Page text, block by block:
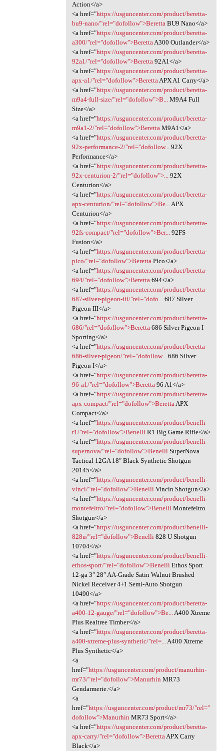
Action</a>
<a href="https://usguncenter.com/product/beretta-
bu9-nano/"rel="dofollow">BerettaBU9 Nano</a>
<a href="https://usguncenter.com/product/beretta-
a300/"rel="dofollow">BerettaA300 Outlander</a>
<a href="https://usguncenter.com/product/beretta-
92a1/"rel="dofollow">Beretta92A1</a>
<a href="https://usguncenter.com/product/beretta-
apx-a1/"rel="dofollow">BerettaAPX A1 Carry</a>
<a href="https://usguncenter.com/product/beretta-
m9a4-full-size/"rel="dofollow">B...M9A4 Full
Size</a>
<a href="https://usguncenter.com/product/beretta-
m9a1-2/"rel="dofollow">BerettaM9A1</a>
<a href="https://usguncenter.com/product/beretta-
92x-performance-2/"rel="dofollow...92X
Performance</a>
<a href="https://usguncenter.com/product/beretta-
92x-centurion-2/"rel="dofollow">...92X
Centurion</a>
<a href="https://usguncenter.com/product/beretta-
apx-centurion/"rel="dofollow">Be...APX
Centurion</a>
<a href="https://usguncenter.com/product/beretta-
92fs-compact/"rel="dofollow">Ber...92FS
Fusion</a>
<a href="https://usguncenter.com/product/beretta-
pico/"rel="dofollow">BerettaPico</a>
<a href="https://usguncenter.com/product/beretta-
694/"rel="dofollow">Beretta694</a>
<a href="https://usguncenter.com/product/beretta-
687-silver-pigeon-iii/"rel="dofo...687 Silver
Pigeon III</a>
<a href="https://usguncenter.com/product/beretta-
686/"rel="dofollow">Beretta686 Silver Pigeon I
Sporting</a>
<a href="https://usguncenter.com/product/beretta-
686-silver-pigeon/"rel="dofollow...686 Silver
Pigeon I</a>
<a href="https://usguncenter.com/product/beretta-
96-a1/"rel="dofollow">Beretta96 A1</a>
<a href="https://usguncenter.com/product/beretta-
apx-compact/"rel="dofollow">BerettaAPX
Compact</a>
<a href="https://usguncenter.com/product/benelli-
r1/"rel="dofollow">BenelliR1 Big Game Rifle</a>
<a href="https://usguncenter.com/product/benelli-
supernova/"rel="dofollow">BenelliSuperNova
Tactical 12GA 18″ Black Synthetic Shotgun
20145</a>
<a href="https://usguncenter.com/product/benelli-
vinci/"rel="dofollow">BenelliVincin Shotgun</a>
<a href="https://usguncenter.com/product/benelli-
montefeltro/"rel="dofollow">BenelliMontefeltro
Shotgun</a>
<a href="https://usguncenter.com/product/benelli-
828u/"rel="dofollow">Benelli828 U Shotgun
10704</a>
<a href="https://usguncenter.com/product/benelli-
ethos-sport/"rel="dofollow">BenelliEthos Sport
12-ga 3″ 28″ AA-Grade Satin Walnut Brushed
Nickel Receiver 4+1 Semi-Auto Shotgun
10490</a>
<a href="https://usguncenter.com/product/beretta-
a400-12-gauge/"rel="dofollow">Be...A400 Xtreme
Plus Realtree Timber</a>
<a href="https://usguncenter.com/product/beretta-
a400-xtreme-plus-synthetic/"rel=...A400 Xtreme
Plus Synthetic</a>
<a
href="https://usguncenter.com/product/manurhin-
mr73/"rel="dofollow">Manurhin MR73
Gendarmerie.</a>
<a
href="https://usguncenter.com/product/mr73/"rel="
dofollow">Manurhin MR73 Sport</a>
<a href="https://usguncenter.com/product/beretta-
apx-carry/"rel="dofollow">BerettaAPX Carry
Black</a>